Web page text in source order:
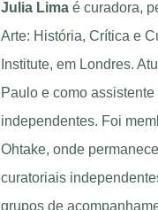
Julia Limaé curadora,
Arte: História, Crítica e
Institute, em Londres.
Paulo e como
independentes. Foi
Ohtake, onde
curatoriais
grupos de